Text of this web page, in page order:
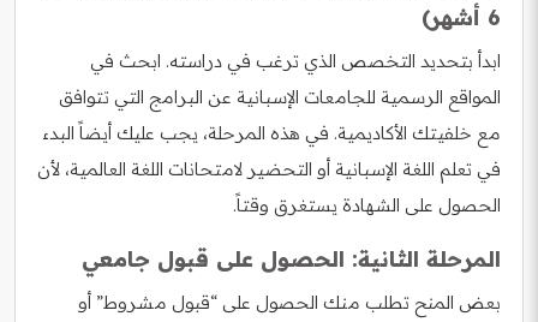
6 أشهر)
ابدأ بتحديد التخصص الذي ترغب في دراسته. ابحث في
المواقع الرسمية للجامعات الإسبانية عن البرامج التي تتوافق
مع خلفيتك الأكاديمية. في هذه المرحلة، يجب عليك أيضاً البدء
في تعلم اللغة الإسبانية أو التحضير لامتحانات اللغة العالمية، لأن
الحصول على الشهادة يستغرق وقتاً.
المرحلة الثانية: الحصول على قبول جامعي
بعض المنح تطلب منك الحصول على “قبول مشروط” أو